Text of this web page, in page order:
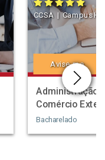
CCSA | Campus
Avise-me
Administração
Comércio
Bacharelado